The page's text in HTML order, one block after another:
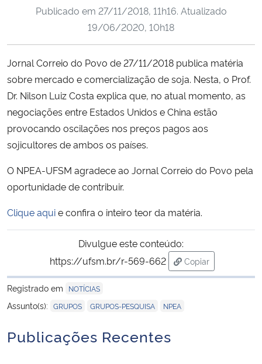
Ministério da Cidadania
Ministério da Ciência, Tecnologia, Inovações e Comunicações
Ministério do Meio Ambiente
Ministério do Desenvolvimento Regional
Ministério da Mulher, da Família e dos Direitos Humanos
Secretaria-Geral
Publicado em 27/11/2018, 11h16. Atualizado
19/06/2020, 10h18
Jornal Correio do Povo de 27/11/2018 publica matéria
sobre mercado e comercialização de soja. Nesta, o Prof.
Dr. Nilson Luiz Costa explica que, no atual momento, as
negociações entre Estados Unidos e China estão
provocando oscilações nos preços pagos aos
sojicultores de ambos os países.
O NPEA-UFSM agradece ao Jornal Correio do Povo pela
oportunidade de contribuir.
Clique aquie confira o inteiro teor da matéria.
Divulgue este conteúdo:
https://ufsm.br/r-569-662
Copiar
para área de
Registrado em
NOTÍCIAS
Assunto(s): GRUPOS GRUPOS-PESQUISA NPEA
Publicações Recentes